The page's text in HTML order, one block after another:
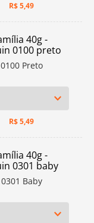
R$5,49
0100 Preto
R$5,49
0301 Baby